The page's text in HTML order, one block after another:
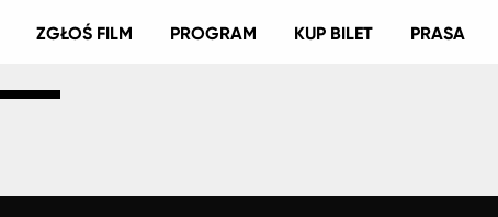
ZGŁOŚ FILM PROGRAM KUP BILET PRASA